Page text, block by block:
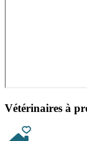
Vétérinaires à